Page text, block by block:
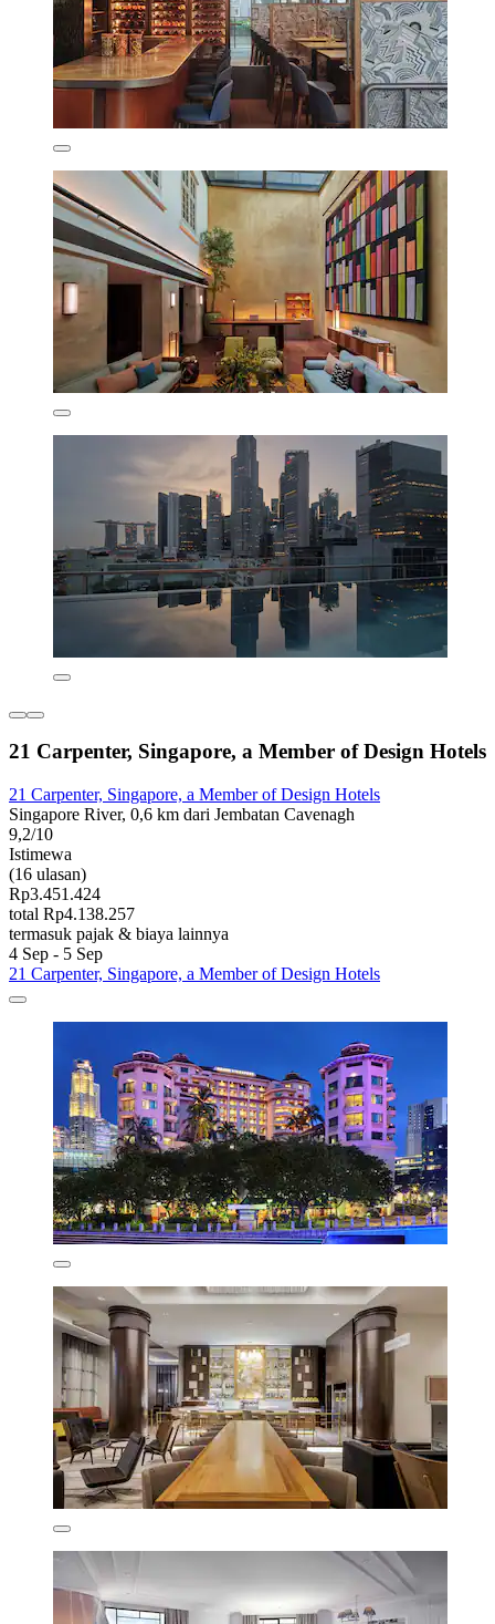
21 Carpenter, Singapore, a Member of Design Hotels
21 Carpenter, Singapore, a Member of Design Hotels
Singapore River, 0,6 km dari Jembatan Cavenagh
9,2/10
Istimewa
(16 ulasan)
Rp3.451.424
total Rp4.138.257
termasuk pajak & biaya lainnya
4 Sep - 5 Sep
21 Carpenter, Singapore, a Member of Design Hotels